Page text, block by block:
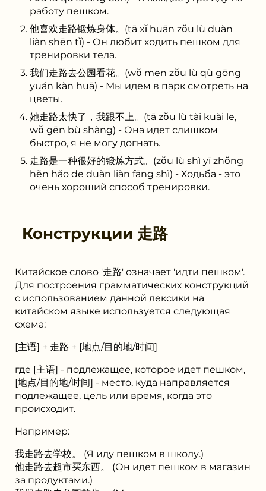
работу пешком.
他喜欢走路锻炼身体。(tā xǐ huān zǒu lù duàn
liàn shēn tǐ) - Он любит ходить пешком для
тренировки тела.
我们走路去公园看花。(wǒ men zǒu lù qù gōng
yuán kàn huā) - Мы идем в парк смотреть на
цветы.
她走路太快了，我跟不上。(tā zǒu lù tài kuài le,
wǒ gēn bù shàng) - Она идет слишком
быстро, я не могу догнать.
走路是一种很好的锻炼方式。(zǒu lù shì yī zhǒng
hěn hǎo de duàn liàn fāng shì) - Ходьба - это
очень хороший способ тренировки.
Конструкции 走路
Китайское слово '走路' означает 'идти пешком'.
Для построения грамматических конструкций
с использованием данной лексики на
китайском языке используется следующая
схема:
[主语] + 走路 + [地点/目的地/时间]
где [主语] - подлежащее, которое идет пешком,
[地点/目的地/时间] - место, куда направляется
подлежащее, цель или время, когда это
происходит.
Например:
我走路去学校。 (Я иду пешком в школу.)
他走路去超市买东西。 (Он идет пешком в магазин
за продуктами.)